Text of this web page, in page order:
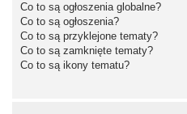
Co to są ogłoszenia globalne?
Co to są ogłoszenia?
Co to są przyklejone tematy?
Co to są zamknięte tematy?
Co to są ikony tematu?